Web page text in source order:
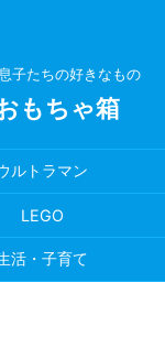
子たちの好きなもの
もちゃ箱
ルトラマン
LEGO
活・子育て